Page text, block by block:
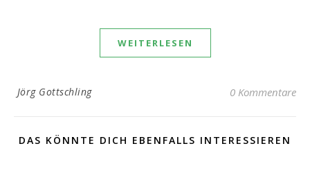
WEITERLESEN
Jörg Gottschling 0 Kommentare
DAS KÖNNTE DICH EBENFALLS INTERESSIEREN